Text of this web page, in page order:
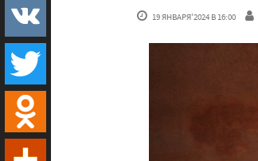
19 ЯНВАРЯ'2024 В 16:00
Facebook
VK
Twitter
Odnoklassniki